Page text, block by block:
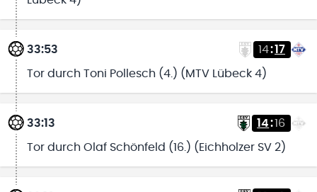
33:53 14:17
Tor durch Toni Pollesch (4.) (MTV Lübeck 4)
33:13 14:16
Tor durch Olaf Schönfeld (16.) (Eichholzer SV 2)